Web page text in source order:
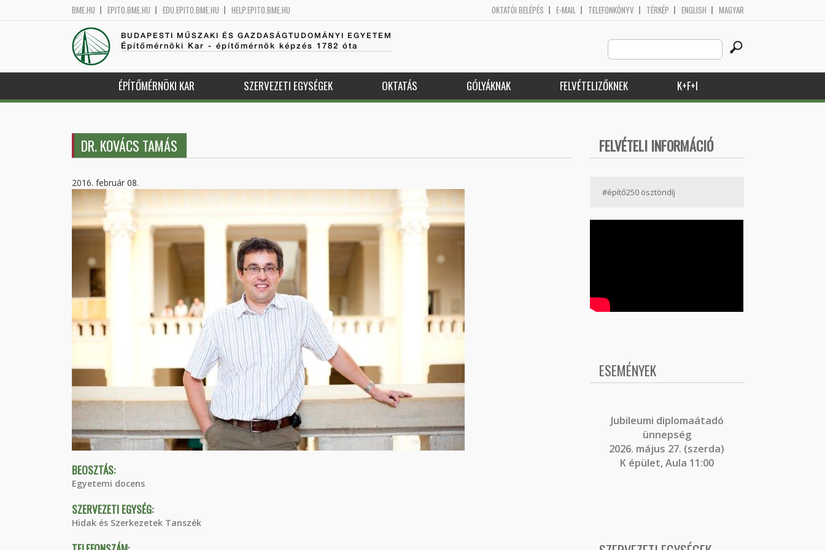
BME.HU EPITO.BME.HU EDU.EPITO.BME.HU HELP.EPITO.BME.HU OKTATÓI BELÉPÉS E-MAIL TELEFONKÖNYV TÉRKÉP ENGLISH MAGYAR
BUDAPESTI MŰSZAKI ÉS GAZDASÁGTUDOMÁNYI EGYETEM
Építőmérnöki Kar - építőmérnök képzés 1782 óta
Search
this
site
ÉPÍTŐMÉRNÖKI KAR SZERVEZETI EGYSÉGEK OKTATÁS GÓLYÁKNAK FELVÉTELIZŐKNEK K+F+I
DR. KOVÁCS TAMÁS
2016. február 08.
BEOSZTÁS:
Egyetemi docens
SZERVEZETI EGYSÉG:
Hidak és Szerkezetek Tanszék
FELVÉTELI INFORMÁCIÓ
#építő250 ösztöndíj
ESEMÉNYEK
Jubileumi diplomaátadó
ünnepség
2026. május 27. (szerda)
K épület, Aula 11:00